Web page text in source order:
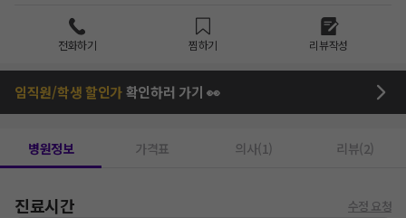
전화하기 찜하기 리뷰작성
임직원/학생 할인가확인하러 가기 👀
병원정보 가격표 의사(1) 리뷰(2)
진료시간 수정 요청